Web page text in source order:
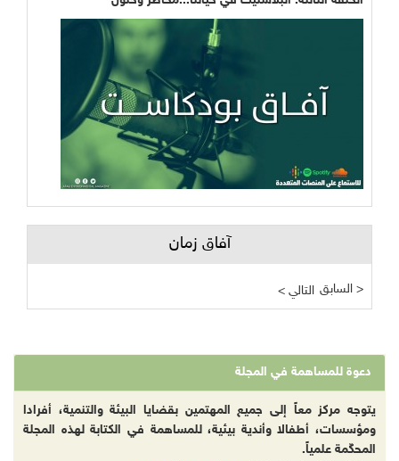
آفاق زمان
< التالي السابق >
دعوة للمساهمة في المجلة
يتوجه مركز معاً إلى جميع المهتمين بقضايا البيئة والتنمية، أفرادا
ومؤسسات، أطفالا وأندية بيئية، للمساهمة في الكتابة لهذه المجلة
المحكّمة علمياً.